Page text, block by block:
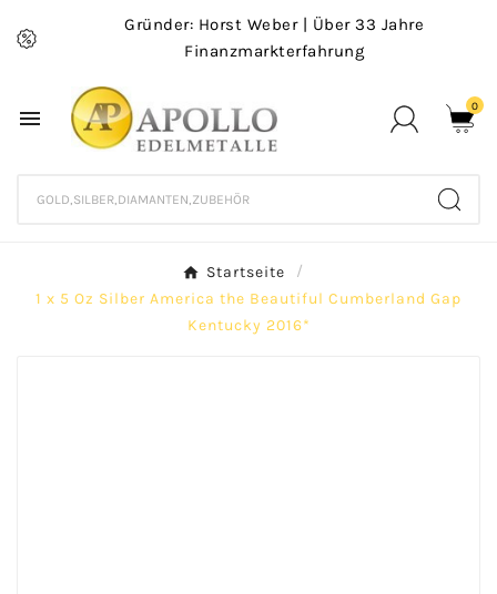
Gründer: Horst Weber | Über 33 Jahre
Finanzmarkterfahrung
 0
Startseite
1 x 5 Oz Silber America the Beautiful Cumberland Gap
Kentucky 2016*